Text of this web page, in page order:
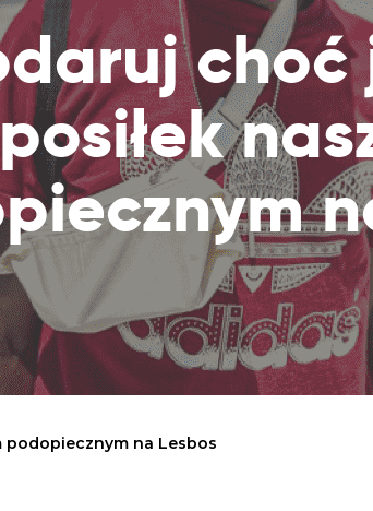
Pilna Pomoc
Przekaż pomoc tam, gdzie jest teraz
najbardziej potrzebna
Dobroczynne24
Zrób zakupy dla potrzebujących w
markecie z dobrymi uczynkami
Warzywniak Charbela
Zrób zakupy u niewidomego Charbela i
wspieraj Głodnych
Co już zrobiliśmy
Przeczytaj historie ludzi,
pomogliśmy
Gdzie działamy
Sprawdź listę miejsc, do
Twoja pomoc
Sprawozdania
Zweryfikuj, w jaki sposób
przekazane Darowizny
Cele statutowe
Sprawdź cele naszej
Kontakt
choć
posiłek
podopiecznym na Lesbos